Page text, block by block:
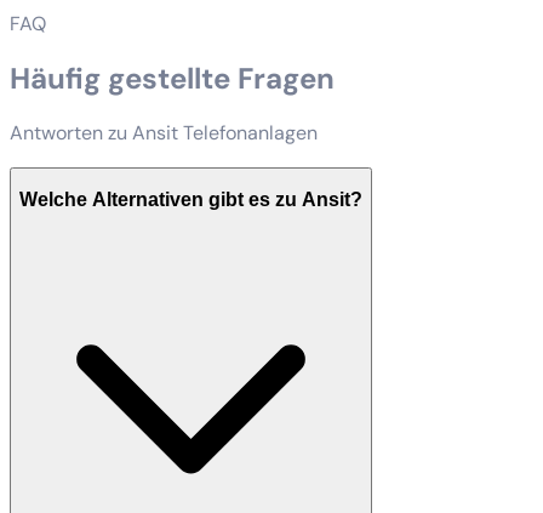
FAQ
Häufig gestellte Fragen
Antworten zu Ansit Telefonanlagen
Welche Alternativen gibt es zu Ansit?